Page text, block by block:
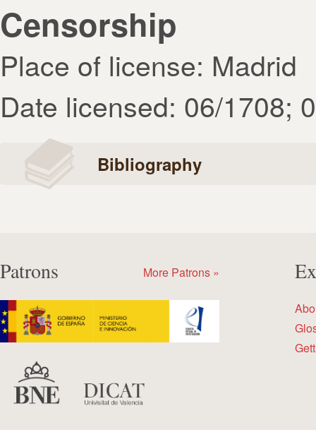
Censorship
Place of license: Madrid
Date licensed: 06/1708;
Bibliography
Patrons More Patrons »